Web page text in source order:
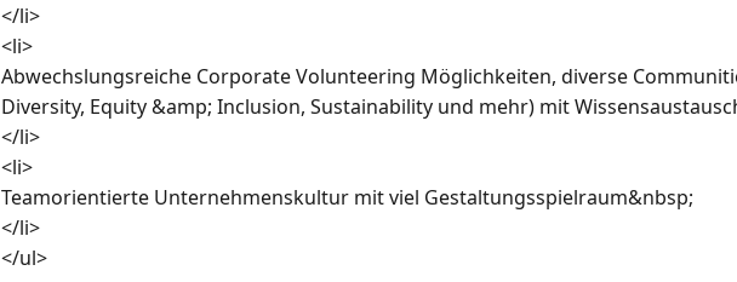
</li>
<li>
Abwechslungsreiche Corporate Volunteering Möglichkeiten, diverse
Diversity, Equity &amp; Inclusion, Sustainability und mehr) mit
</li>
<li>
Teamorientierte Unternehmenskultur mit viel Gestaltungsspielraum&nbsp;
</li>
</ul>